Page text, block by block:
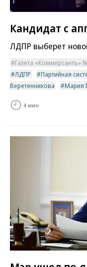
Кандидат с
ЛДПР выберет
Газета «Коммерсантъ»
ЛДПР
Партийная
Веретенникова
Мария
4 мин.